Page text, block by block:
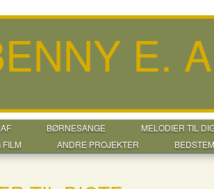
E.
BØRNESANGE
MELODIER TIL
FILM
ANDRE PROJEKTER